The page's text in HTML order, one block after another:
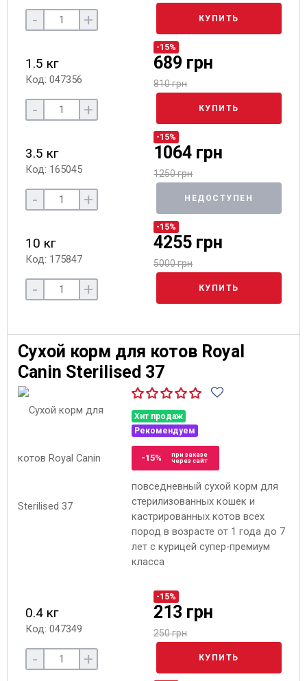
- + КУПИТЬ
1.5 кг
Код: 047356
-15%
689 грн
810 грн
- + КУПИТЬ
3.5 кг
Код: 165045
-15%
1064 грн
1250 грн
- + НЕДОСТУПЕН
10 кг
Код: 175847
-15%
4255 грн
5000 грн
- + КУПИТЬ
Сухой корм для котов Royal
Canin Sterilised 37
Хит продаж
Рекомендуем
-15%
при заказе
через сайт
повседневный сухой корм для
стерилизованных кошек и
кастрированных котов всех
пород в возрасте от 1 года до 7
лет с курицей супер-премиум
класса
0.4 кг
Код: 047349
-15%
213 грн
250 грн
- + КУПИТЬ